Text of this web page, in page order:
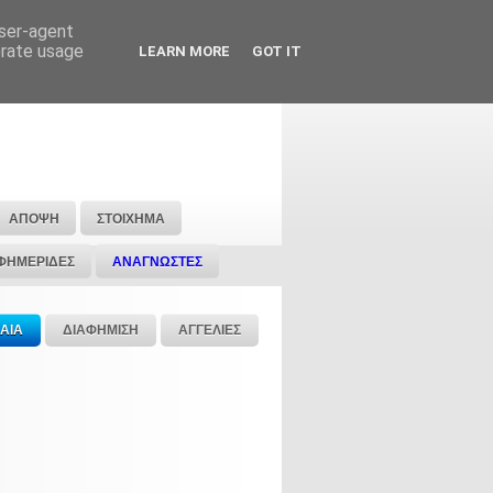
ΑΠΟΨΗ ΣΤΟΙΧΗΜΑ
ΑΝΑΓΝΩΣΤΕΣ
ΔΙΑΦΗΜΙΣΗ ΑΓΓΕΛΙΕΣ
agent
usage
LEARN MORE GOT IT